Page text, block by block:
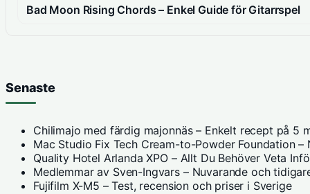
Bad Moon Rising Chords – Enkel Guide för Gitarrspel
Senaste
Chilimajo med färdig majonnäs – Enkelt recept på 5
Mac Studio Fix Tech Cream-to-Powder Foundation
Quality Hotel Arlanda XPO – Allt Du Behöver Veta
Medlemmar av Sven-Ingvars – Nuvarande och
Fujifilm X-M5 – Test, recension och priser i Sverige